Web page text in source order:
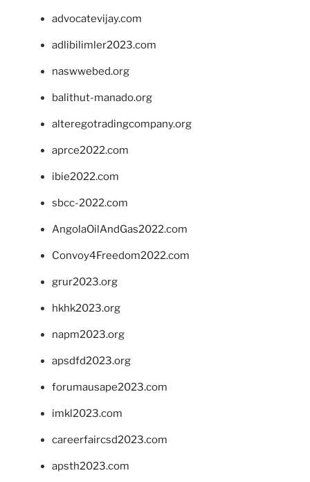
advocatevijay.com
adlibilimler2023.com
naswwebed.org
balithut-manado.org
alteregotradingcompany.org
aprce2022.com
ibie2022.com
sbcc-2022.com
AngolaOilAndGas2022.com
Convoy4Freedom2022.com
grur2023.org
hkhk2023.org
napm2023.org
apsdfd2023.org
forumausape2023.com
imkl2023.com
careerfaircsd2023.com
apsth2023.com